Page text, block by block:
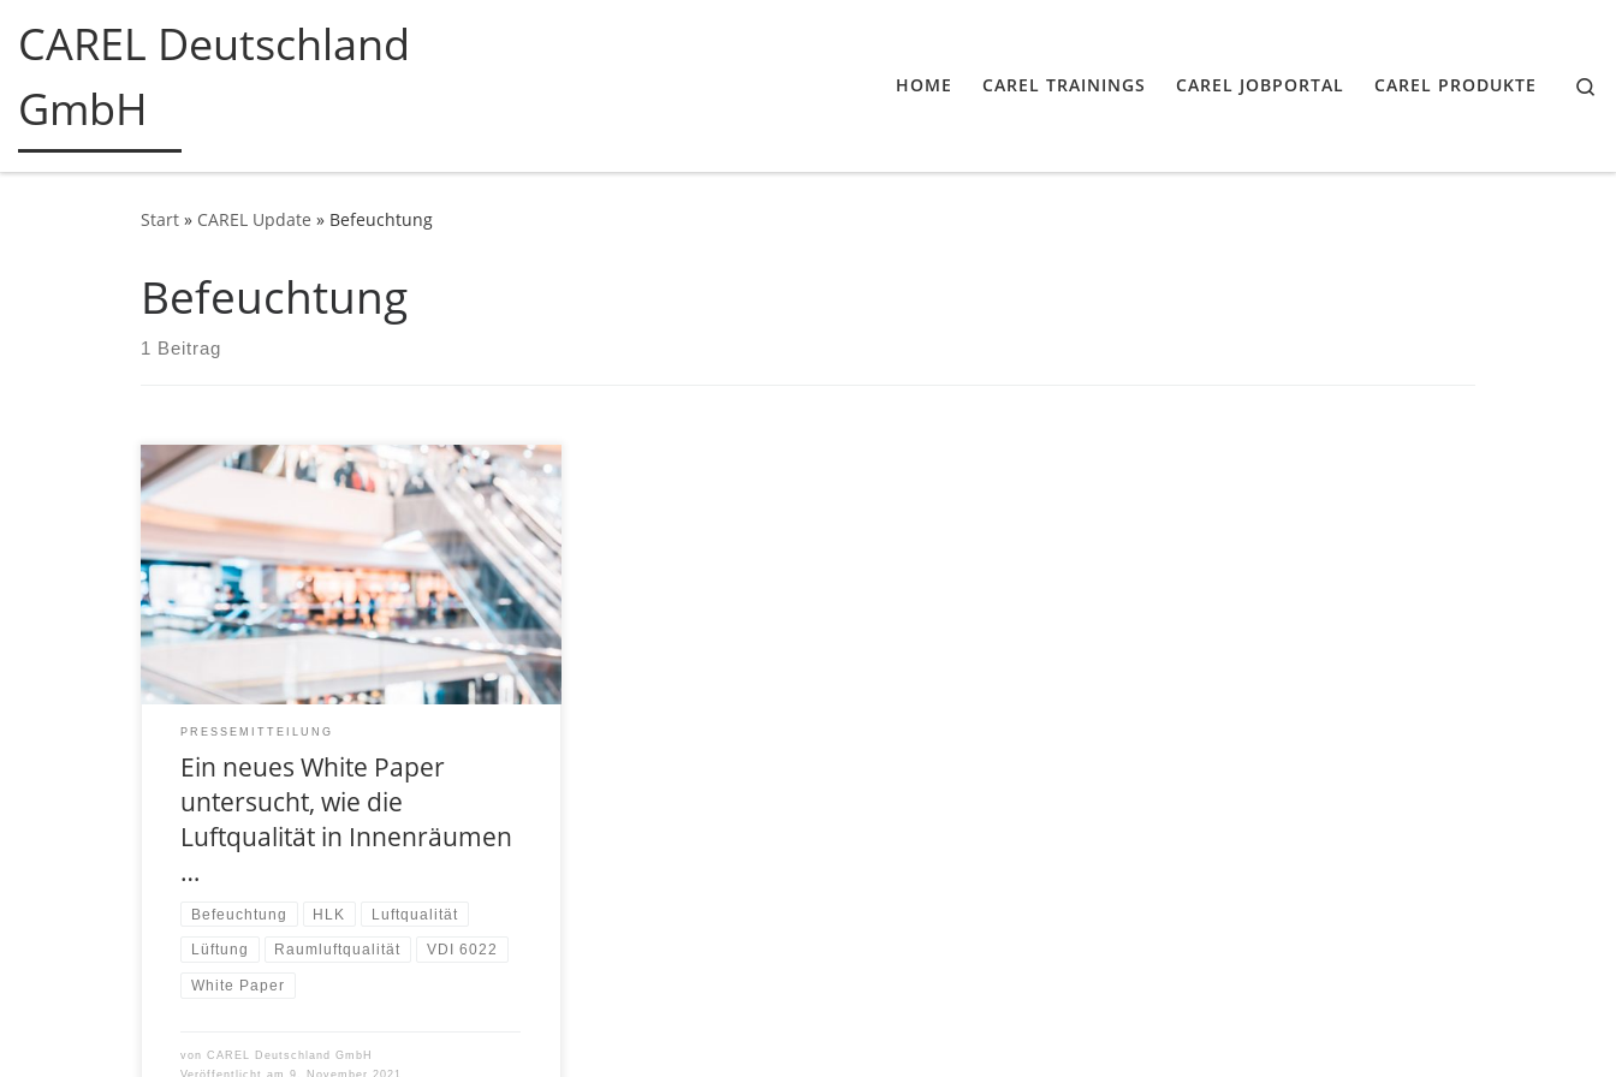
Zum Inhalt springen
CAREL Deutschland
GmbH
HOME CAREL TRAININGS CAREL JOBPORTAL CAREL PRODUKTE
Start » CAREL Update » Befeuchtung
Befeuchtung
1 Beitrag
Der Wunsch, die Luftqualität in Innenräumen
zu verbessern, ist eine offensichtliche
Reaktion auf die aktuelle Pandemie: Die Luft
in Gebäuden ist Gegenstand zunehmender
Forschung und Aufmerksamkeit, da sie als
Hauptüberträger der Viren gilt, die wir
bekämpfen müssen, insbesondere wenn man
bedenkt, dass wir 90 % unserer Zeit in
Innenräumen verbringen. […]
PRESSEMITTEILUNG
Ein neues White Paper
untersucht, wie die
Luftqualität in Innenräumen
…
Befeuchtung HLK Luftqualität
Lüftung Raumluftqualität VDI 6022
White Paper
vonCAREL Deutschland GmbH